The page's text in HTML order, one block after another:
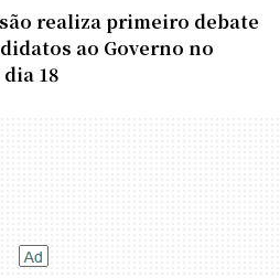
realiza primeiro debate
ao Governo no